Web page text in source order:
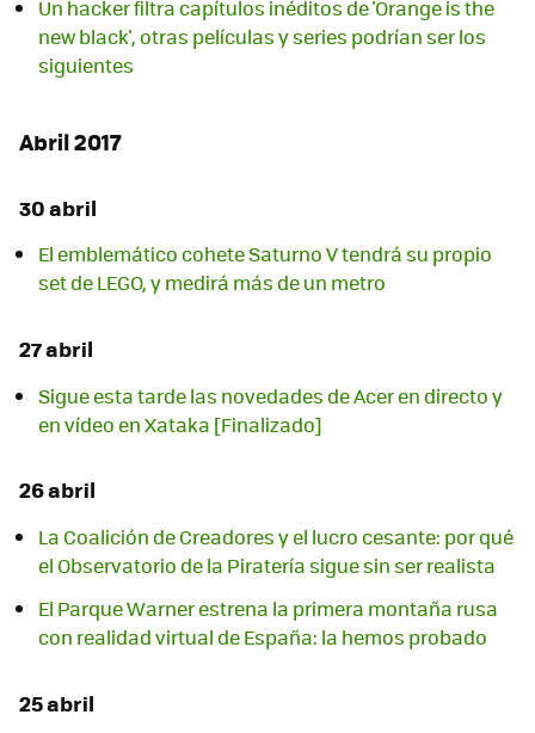
Un hacker filtra capítulos inéditos de 'Orange is the
new black', otras películas y series podrían ser los
siguientes
Abril 2017
30 abril
El emblemático cohete Saturno V tendrá su propio
set de LEGO, y medirá más de un metro
27 abril
Sigue esta tarde las novedades de Acer en directo y
en vídeo en Xataka [Finalizado]
26 abril
La Coalición de Creadores y el lucro cesante: por qué
el Observatorio de la Piratería sigue sin ser realista
El Parque Warner estrena la primera montaña rusa
con realidad virtual de España: la hemos probado
25 abril